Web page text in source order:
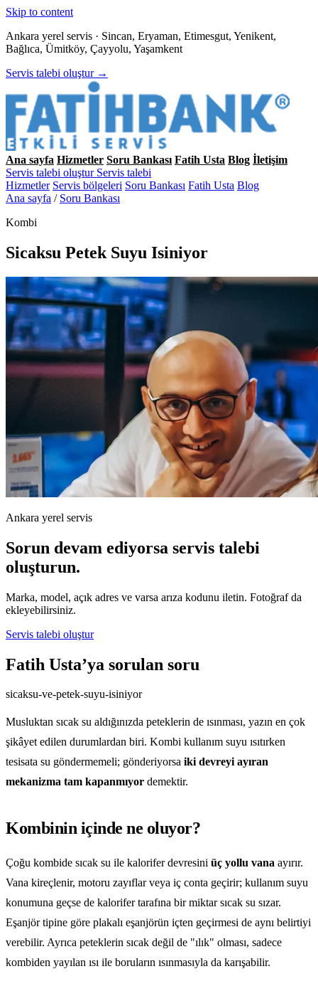
Skip to content
Ankara yerel servis · Sincan, Eryaman, Etimesgut, Yenikent,
Bağlıca, Ümitköy, Çayyolu, Yaşamkent
Servis talebi oluştur →
Ana sayfa Hizmetler Soru Bankası Fatih Usta Blog İletişim
Servis talebi oluştur Servis talebi
Hizmetler Servis bölgeleri Soru Bankası Fatih Usta Blog
Ana sayfa / Soru Bankası
Kombi
Sicaksu Petek Suyu Isiniyor
Ankara yerel servis
Sorun devam ediyorsa servis talebi
oluşturun.
Marka, model, açık adres ve varsa arıza kodunu iletin. Fotoğraf da
ekleyebilirsiniz.
Servis talebi oluştur
Fatih Usta’ya sorulan soru
sicaksu-ve-petek-suyu-isiniyor
Musluktan sıcak su aldığınızda peteklerin de ısınması, yazın en çok
şikâyet edilen durumlardan biri. Kombi kullanım suyu ısıtırken
tesisata su göndermemeli; gönderiyorsa iki devreyi ayıran
mekanizma tam kapanmıyor demektir.
Kombinin içinde ne oluyor?
Çoğu kombide sıcak su ile kalorifer devresini üç yollu vana ayırır.
Vana kireçlenir, motoru zayıflar veya iç conta geçirir; kullanım suyu
konumuna geçse de kalorifer tarafına bir miktar sıcak su sızar.
Eşanjör tipine göre plakalı eşanjörün içten geçirmesi de aynı belirtiyi
verebilir. Ayrıca peteklerin sıcak değil de "ılık" olması, sadece
kombiden yayılan ısı ile boruların ısınmasıyla da karışabilir.